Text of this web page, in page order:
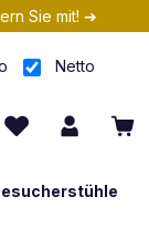
Sie mit! ➔
Netto